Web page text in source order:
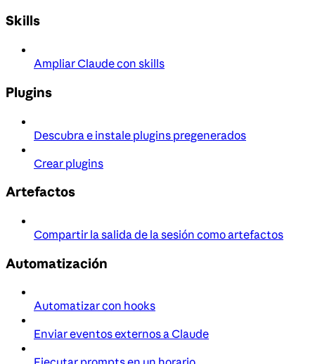
Skills
Ampliar Claude con skills
Plugins
Descubra e instale plugins pregenerados
Crear plugins
Artefactos
Compartir la salida de la sesión como artefactos
Automatización
Automatizar con hooks
Enviar eventos externos a Claude